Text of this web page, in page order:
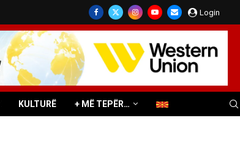
Login
KULTURË + MË TEPËR…